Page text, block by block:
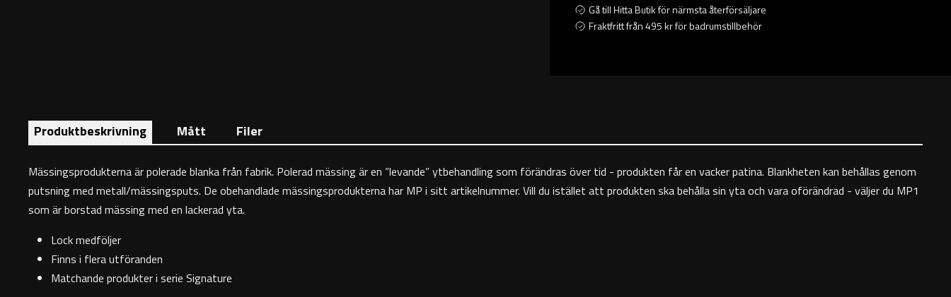
Gå till Hitta Butik för närmsta återförsäljare
Fraktfritt från 495 kr för badrumstillbehör
Produktbeskrivning Mått Filer
Mässingsprodukterna är polerade blanka från fabrik. Polerad mässing är en ”levande” ytbehandling som förändras över tid - produkten får en vacker patina. Blankheten kan behållas genom
putsning med metall/mässingsputs. De obehandlade mässingsprodukterna har MP i sitt artikelnummer. Vill du istället att produkten ska behålla sin yta och vara oförändrad - väljer du MP1
som är borstad mässing med en lackerad yta.
Lock medföljer
Finns i flera utföranden
Matchande produkter i serie Signature